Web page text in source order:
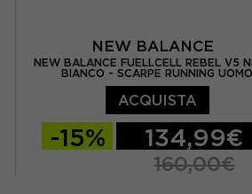
NEW BALANCE
NEW BALANCE FUELLCELL REBEL V5
BIANCO - SCARPE RUNNING UOMO
ACQUISTA
-15% 134,99€
160,00€